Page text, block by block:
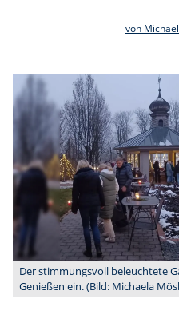
von
Der stimmungsvoll beleuchtete
Genießen ein. (Bild: Michaela